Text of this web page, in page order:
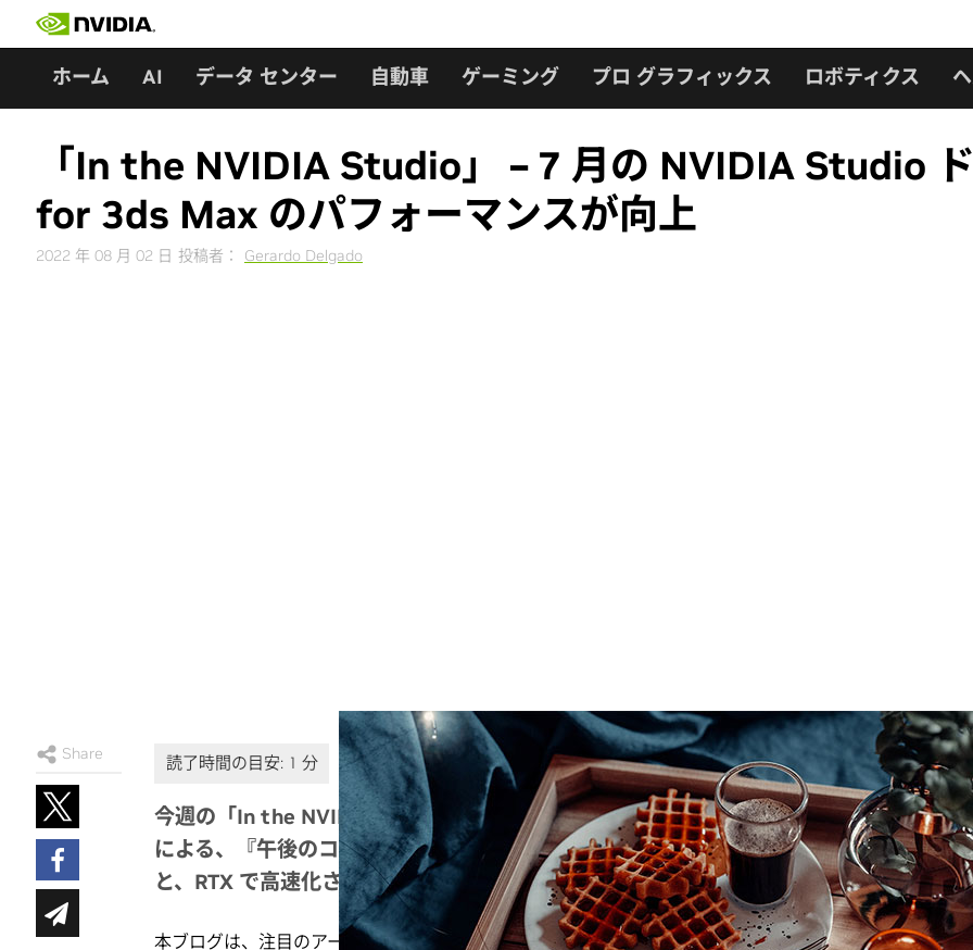
ホーム AI データ センター 自動車 ゲーミング プロ グラフィックス ロボティクス
「In the NVIDIA Studio」 – 7 月の NVIDIA Studio
for 3ds Max のパフォーマンスが向上
2022 年 08 月 02 日 投稿者： Gerardo Delgado
Share
今週の「In the NVIDIA Studio」では、アーティストのブライアン ライ (Brian Lai) 氏
による、『午後のコーヒーとワッフル』の制作過程をご紹介します。Chaos V-Ray
と、RTX で高速化されたアプリを使用してこの作品を制作した様子を解説します。
本ブログは、注目のアーティストを称え、クリエイティブ活動のヒントやコツを説明し、NVIDIA